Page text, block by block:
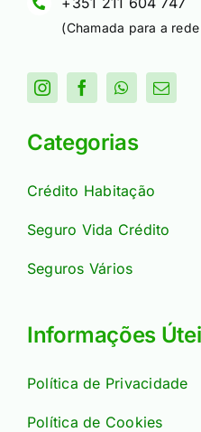
(Chamada para a
Categorias
Crédito Habitação
Seguro Vida Crédito
Seguros Vários
Informações
Política de Privacidade
Política de Cookies